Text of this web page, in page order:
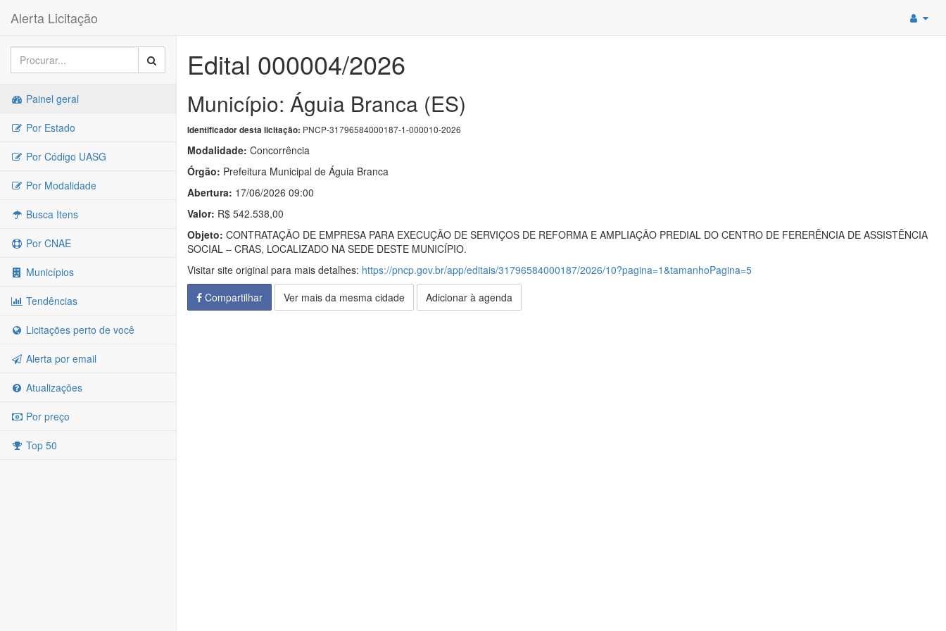
Alerta Licitação
Painel geral
Por Estado
Por Código UASG
Por Modalidade
Busca Itens
Por CNAE
Municípios
Tendências
Licitações perto de você
Alerta por email
Atualizações
Por preço
Top 50
Edital 000004/2026
Município: Águia Branca (ES)
Identificador desta licitação: PNCP-31796584000187-1-000010-2026
Modalidade: Concorrência
Órgão: Prefeitura Municipal de Águia Branca
Abertura: 17/06/2026 09:00
Valor: R$ 542.538,00
Objeto: CONTRATAÇÃO DE EMPRESA PARA EXECUÇÃO DE SERVIÇOS DE REFORMA E AMPLIAÇÃO PREDIAL DO CENTRO DE FERERÊNCIA DE ASSISTÊNCIA
SOCIAL – CRAS, LOCALIZADO NA SEDE DESTE MUNICÍPIO.
Visitar site original para mais detalhes: https://pncp.gov.br/app/editais/31796584000187/2026/10?pagina=1&tamanhoPagina=5
Compartilhar
Ver mais da mesma cidade Adicionar à agenda